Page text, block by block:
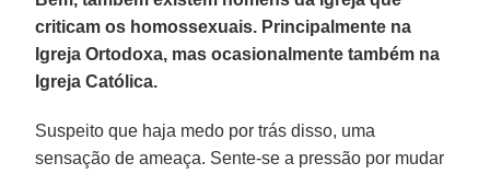
criticam os homossexuais. Principalmente na
Igreja Ortodoxa, mas ocasionalmente também na
Igreja Católica.
Suspeito que haja medo por trás disso, uma
sensação de ameaça. Sente-se a pressão por mudar